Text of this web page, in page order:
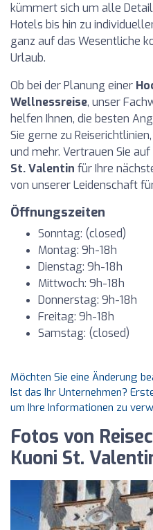
kümmert sich um alle
Hotels bis hin zu
ganz auf das Wesentliche
Urlaub.
Ob bei der Planung einer
Wellnessreise, unser
helfen Ihnen, die besten
Sie gerne zu
und mehr. Vertrauen Sie auf
St. Valentin für Ihre
von unserer Leidenschaft
Öffnungszeiten
Sonntag: (closed)
Montag: 9h-18h
Dienstag: 9h-18h
Mittwoch: 9h-18h
Donnerstag: 9h-18h
Freitag: 9h-18h
Samstag: (closed)
Möchten Sie eine Änderung
Ist das Ihr Unternehmen?
um Ihre Informationen zu
Fotos von
Kuoni St.